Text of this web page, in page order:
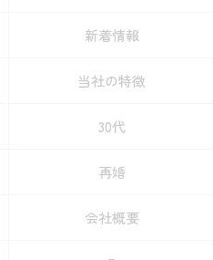
新着情報
当社の特徴
30代
再婚
会社概要